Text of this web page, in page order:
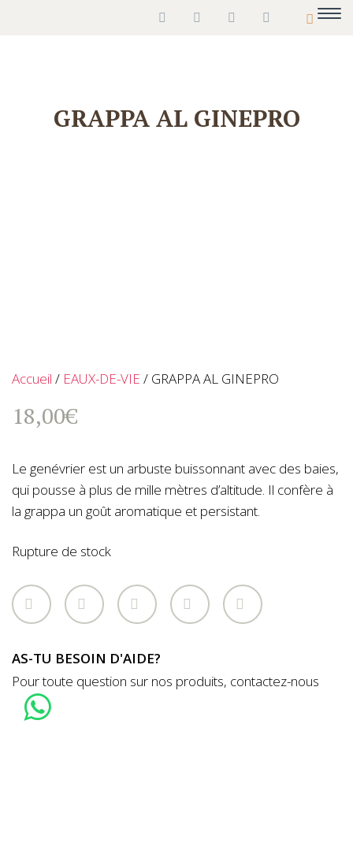
GRAPPA AL GINEPRO
Accueil / EAUX-DE-VIE / GRAPPA AL GINEPRO
18,00€
Le genévrier est un arbuste buissonnant avec des baies,
qui pousse à plus de mille mètres d’altitude. Il confère à
la grappa un goût aromatique et persistant.
Rupture de stock
AS-TU BESOIN D'AIDE?
Pour toute question sur nos produits, contactez-nous